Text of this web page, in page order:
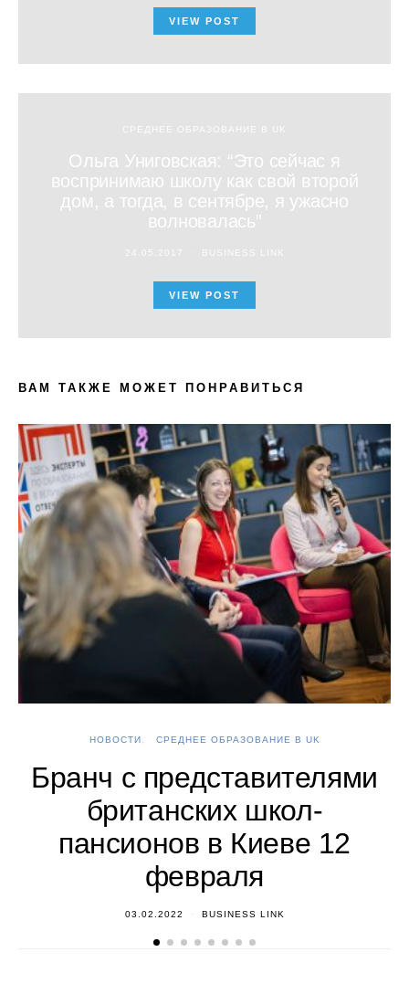
VIEW POST
СРЕДНЕЕ ОБРАЗОВАНИЕ В UK
Ольга Униговская: “Это сейчас я
воспринимаю школу как свой второй
дом, а тогда, в сентябре, я ужасно
волновалась”
24.05.2017 BUSINESS LINK
VIEW POST
ВАМ ТАКЖЕ МОЖЕТ ПОНРАВИТЬСЯ
НОВОСТИ СРЕДНЕЕ ОБРАЗОВАНИЕ В UK
Бранч с представителями
британских школ-
пансионов в Киеве 12
февраля
03.02.2022 BUSINESS LINK